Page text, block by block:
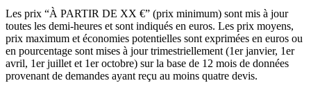
Les prix “À PARTIR DE XX €” (prix minimum) sont mis à jour
toutes les demi-heures et sont indiqués en euros. Les prix moyens,
prix maximum et économies potentielles sont exprimées en euros ou
en pourcentage sont mises à jour trimestriellement (1er janvier, 1er
avril, 1er juillet et 1er octobre) sur la base de 12 mois de données
provenant de demandes ayant reçu au moins quatre devis.